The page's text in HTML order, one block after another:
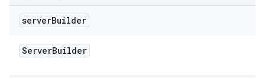
serverBuilder
ServerBuilder